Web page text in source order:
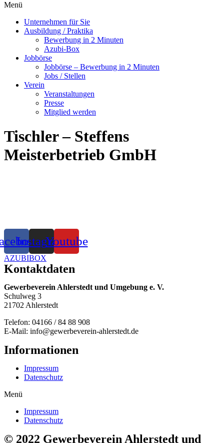
Menü
Unternehmen für Sie
Ausbildung / Praktika
Bewerbung in 2 Minuten
Azubi-Box
Jobbörse
Jobbörse – Bewerbung in 2 Minuten
Jobs / Stellen
Verein
Veranstaltungen
Presse
Mitglied werden
Tischler – Steffens
Meisterbetrieb GmbH
InstagramYoutube
AZUBIBOX
Kontaktdaten
Gewerbeverein Ahlerstedt und Umgebung e. V.
Schulweg 3
21702 Ahlerstedt
Telefon: 04166 / 84 88 908
E-Mail: info@gewerbeverein-ahlerstedt.de
Informationen
Impressum
Datenschutz
Menü
Impressum
Datenschutz
© 2022 Gewerbeverein Ahlerstedt und